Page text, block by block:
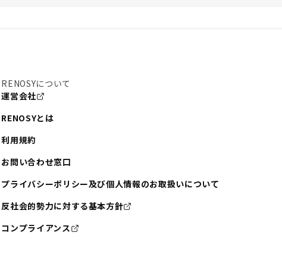
RENOSYについて
運営会社
RENOSYとは
利用規約
お問い合わせ窓口
プライバシーポリシー及び個人情報のお取扱いについて
反社会的勢力に対する基本方針
コンプライアンス